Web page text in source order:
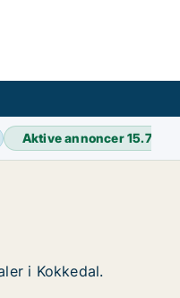
Aktive annoncer15.726
i Kokkedal.